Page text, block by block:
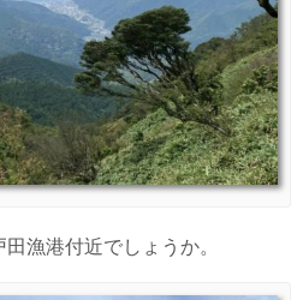
漁港付近でしょうか。